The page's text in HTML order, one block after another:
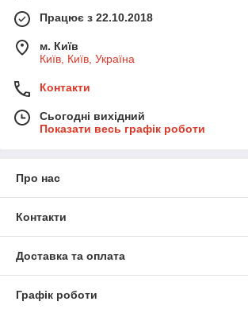
Працює з 22.10.2018
м. Київ
Київ, Київ, Україна
Контакти
Сьогодні вихідний
Показати весь графік роботи
Про нас
Контакти
Доставка та оплата
Графік роботи